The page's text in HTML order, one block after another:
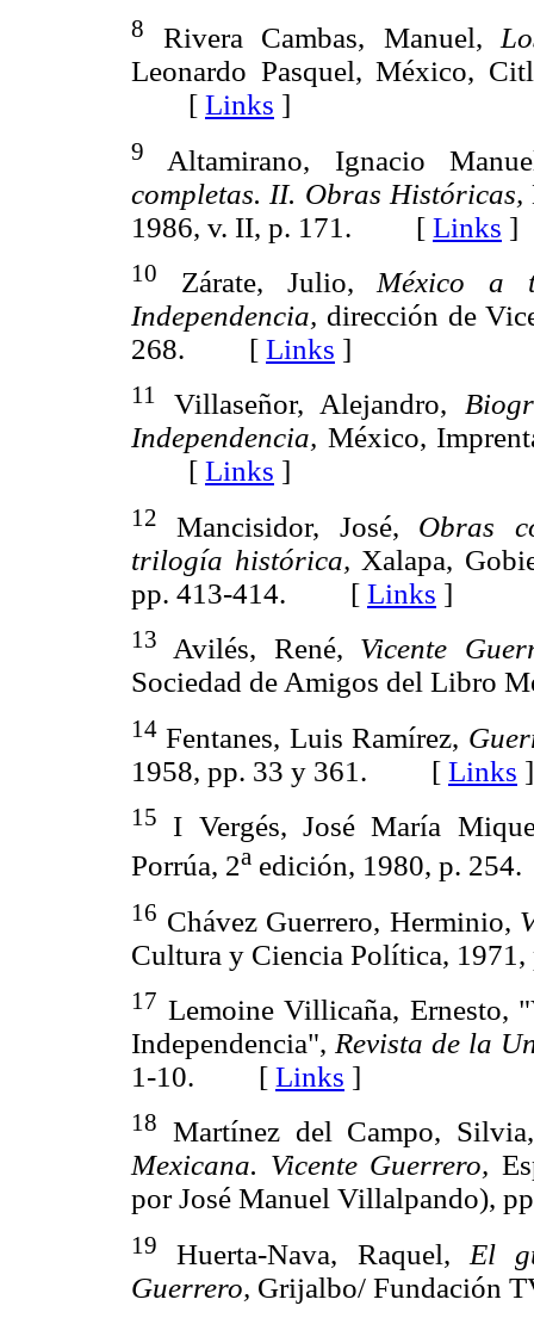
8 Rivera Cambas, Manuel,
Leonardo Pasquel, México,
[ Links ]
9
Altamirano, Ignacio
completas. II. Obras Históricas,
1986, v. II, p. 171. [ Links ]
10 Zárate, Julio, México a
Independencia, dirección de
268. [ Links ]
11 Villaseñor, Alejandro,
Independencia, México,
[ Links ]
12 Mancisidor, José, Obras
trilogía histórica, Xalapa,
pp. 413-414. [ Links ]
13 Avilés, René, Vicente
Sociedad de Amigos del
14 Fentanes, Luis Ramírez,
1958, pp. 33 y 361. [ Links ]
15
I Vergés, José María
Porrúa, 2a edición, 1980, p.
16 Chávez Guerrero, Herminio,
Cultura y Ciencia Política,
17 Lemoine Villicaña, Ernesto,
Independencia", Revista de la
1-10. [ Links ]
18
Martínez del Campo,
Mexicana. Vicente Guerrero,
por José Manuel
19 Huerta-Nava, Raquel, El
Guerrero, Grijalbo/